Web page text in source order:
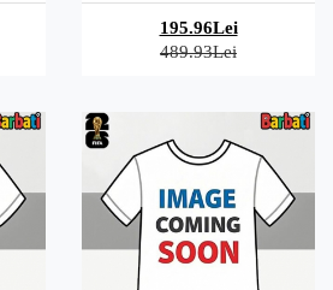
195.96Lei
489.93Lei